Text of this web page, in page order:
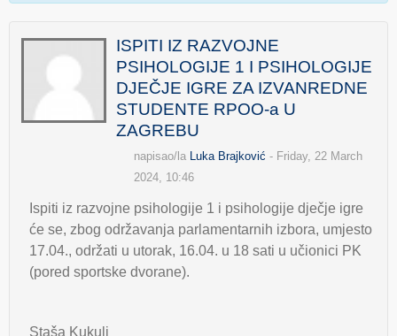
ISPITI IZ RAZVOJNE
PSIHOLOGIJE 1 I PSIHOLOGIJE
DJEČJE IGRE ZA IZVANREDNE
STUDENTE RPOO-a U
ZAGREBU
napisao/la Luka Brajković - Friday, 22 March
2024, 10:46
Ispiti iz razvojne psihologije 1 i psihologije dječje igre
će se, zbog održavanja parlamentarnih izbora, umjesto
17.04., održati u utorak, 16.04. u 18 sati u učionici PK
(pored sportske dvorane).
Staša Kukulj